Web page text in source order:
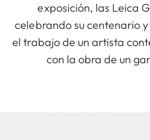
exposición, las Leica
celebrando su centenario
el trabajo de un artista
con la obra de un